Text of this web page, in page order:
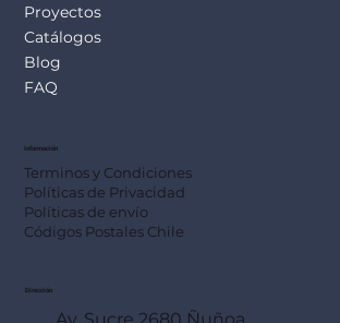
Proyectos
Catálogos
Blog
FAQ
Información
Terminos y Condiciones
Políticas de Privacidad
Políticas de envío
Códigos Postales Chile
Dirección